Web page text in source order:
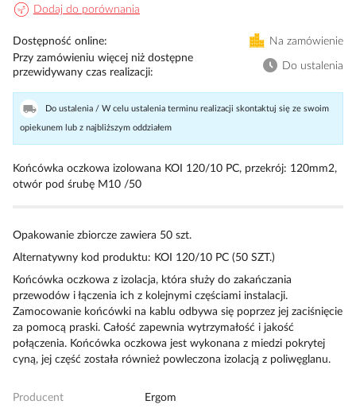
Dodaj do porównania
Dostępność online
Na zamówienie
Przy zamówieniu więcej niż dostępne
przewidywany czas realizacji
Do ustalenia
Do ustalenia / W celu ustalenia terminu realizacji skontaktuj się ze swoim
opiekunem lub z najbliższym oddziałem
Końcówka oczkowa izolowana KOI 120/10 PC, przekrój: 120mm2,
otwór pod śrubę M10 /50
Opakowanie zbiorcze zawiera 50 szt.
Alternatywny kod produktu: KOI 120/10 PC (50 SZT.)
Końcówka oczkowa z izolacja, która służy do zakańczania
przewodów i łączenia ich z kolejnymi częściami instalacji.
Zamocowanie końcówki na kablu odbywa się poprzez jej zaciśnięcie
za pomocą praski. Całość zapewnia wytrzymałość i jakość
połączenia. Końcówka oczkowa jest wykonana z miedzi pokrytej
cyną, jej część została również powleczona izolacją z poliwęglanu.
Producent Ergom